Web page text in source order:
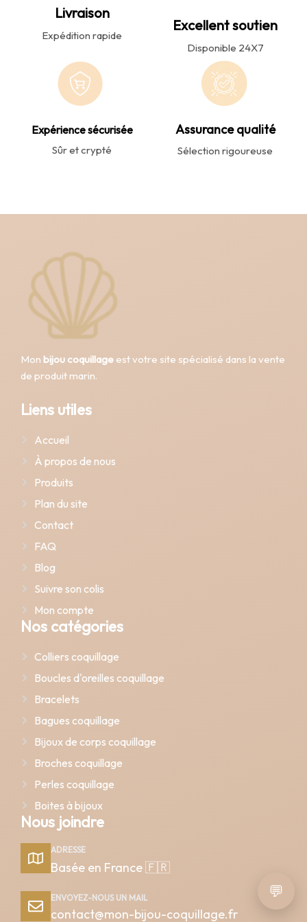
Livraison
Expédition rapide
Excellent soutien
Disponible 24X7
Expérience sécurisée
Sûr et crypté
Assurance qualité
Sélection rigoureuse
Mon bijou coquillage est votre site spécialisé dans la vente
de produit marin.
Liens utiles
Accueil
À propos de nous
Produits
Plan du site
Contact
FAQ
Blog
Suivre son colis
Mon compte
Nos catégories
Colliers coquillage
Boucles d'oreilles coquillage
Bracelets
Bagues coquillage
Bijoux de corps coquillage
Broches coquillage
Perles coquillage
Boites à bijoux
Nous joindre
ADRESSE
Basée en France 🇫🇷
ENVOYEZ-NOUS UN MAIL
contact@mon-bijou-coquillage.fr
💬